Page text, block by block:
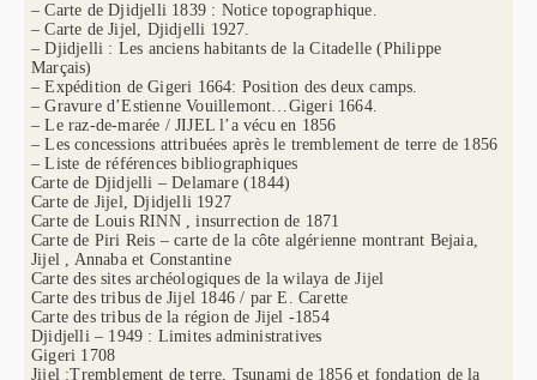
– Carte de Djidjelli 1839 : Notice topographique.
– Carte de Jijel, Djidjelli 1927.
– Djidjelli : Les anciens habitants de la Citadelle (Philippe
Marçais)
– Expédition de Gigeri 1664: Position des deux camps.
– Gravure d’Estienne Vouillemont…Gigeri 1664.
– Le raz-de-marée / JIJEL l’a vécu en 1856
– Les concessions attribuées après le tremblement de terre de 1856
– Liste de références bibliographiques
Carte de Djidjelli – Delamare (1844)
Carte de Jijel, Djidjelli 1927
Carte de Louis RINN , insurrection de 1871
Carte de Piri Reis – carte de la côte algérienne montrant Bejaia,
Jijel , Annaba et Constantine
Carte des sites archéologiques de la wilaya de Jijel
Carte des tribus de Jijel 1846 / par E. Carette
Carte des tribus de la région de Jijel -1854
Djidjelli – 1949 : Limites administratives
Gigeri 1708
Jijel :Tremblement de terre, Tsunami de 1856 et fondation de la